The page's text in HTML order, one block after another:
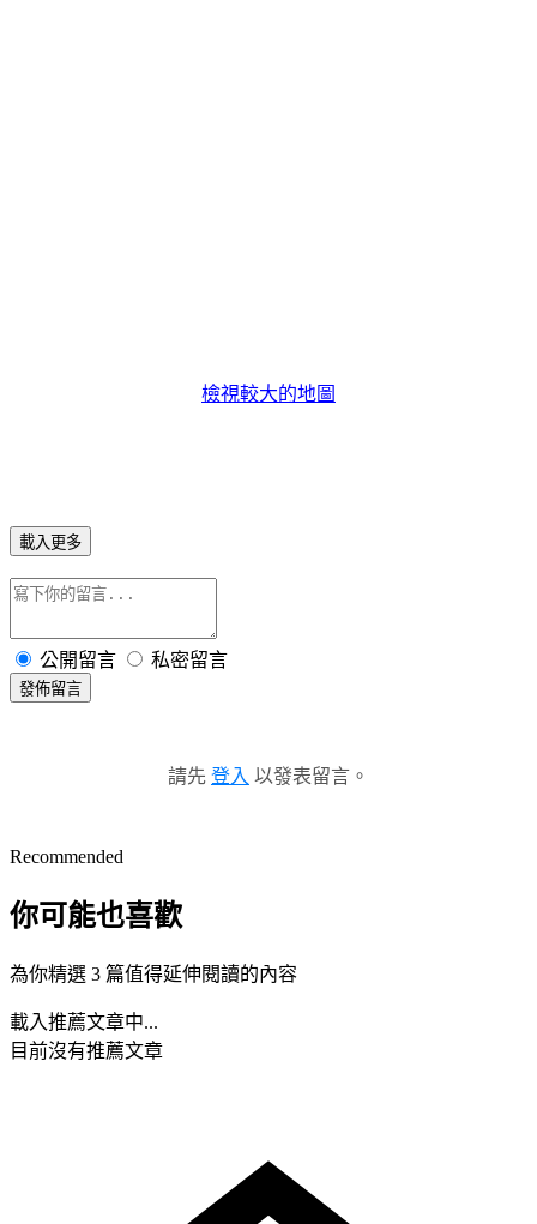
檢視較大的地圖
載入更多
公開留言 私密留言
發佈留言
請先 登入 以發表留言。
Recommended
你可能也喜歡
為你精選 3 篇值得延伸閱讀的內容
載入推薦文章中...
目前沒有推薦文章